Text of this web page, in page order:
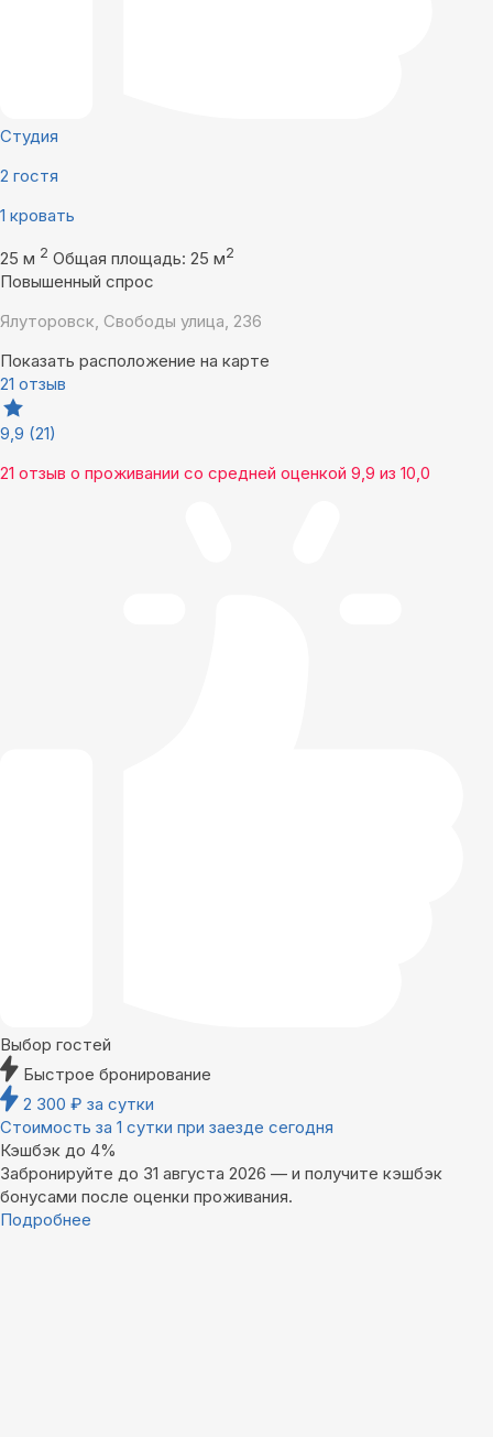
Студия
2 гостя
1 кровать
25 м 2 Общая площадь: 25 м2
Повышенный спрос
Ялуторовск, Свободы улица, 236
Показать расположение на карте
21 отзыв
9,9 (21)
21 отзыв о проживании со средней оценкой 9,9 из 10,0
Выбор гостей
Быстрое бронирование
2 300 ₽ за сутки
Стоимость за 1 сутки при заезде сегодня
Кэшбэк до 4%
Забронируйте до 31 августа 2026 — и получите кэшбэк
бонусами после оценки проживания.
Подробнее